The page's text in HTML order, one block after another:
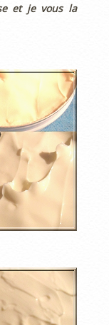
et je vous la